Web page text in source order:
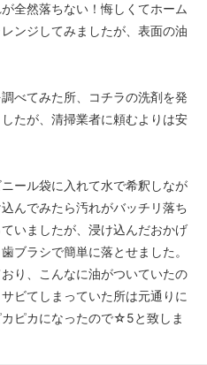
全然落ちない！悔しくてホーム
ンジしてみましたが、表面の油
べてみた所、コチラの洗剤を発
たが、清掃業者に頼むよりは安
ール袋に入れて水で希釈しなが
んでみたら汚れがバッチリ落ち
いましたが、浸け込んだおかげ
ブラシで簡単に落とせました。
り、こんなに油がついていたの
ビてしまっていた所は元通りに
ピカになったので☆5と致しま